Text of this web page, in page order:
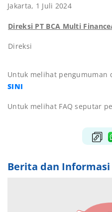
Jakarta, 1 Juli 2024
Direksi PT BCA Multi
Direksi
Untuk melihat pengumuman
SINI
Untuk melihat FAQ seputar
Berita dan